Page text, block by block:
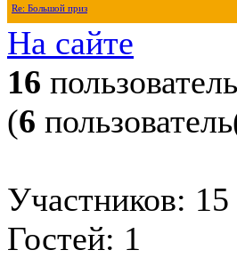
Re: Большой приз
На сайте
16
(6
Участников: 15
Гостей: 1